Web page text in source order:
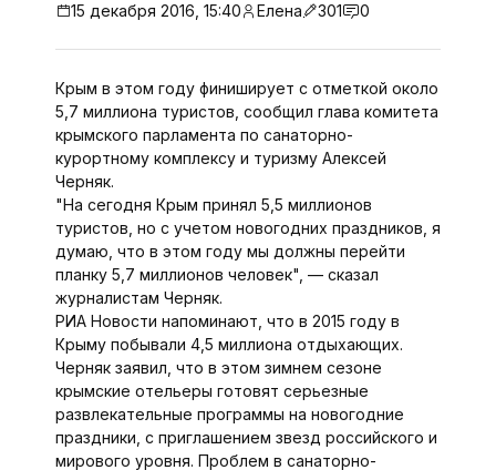
15 декабря 2016, 15:40 Елена 301 0
Крым в этом году финиширует с отметкой около
5,7 миллиона туристов, сообщил глава комитета
крымского парламента по санаторно-
курортному комплексу и туризму Алексей
Черняк.
"На сегодня Крым принял 5,5 миллионов
туристов, но с учетом новогодних праздников, я
думаю, что в этом году мы должны перейти
планку 5,7 миллионов человек", — сказал
журналистам Черняк.
РИА Новости напоминают, что в 2015 году в
Крыму побывали 4,5 миллиона отдыхающих.
Черняк заявил, что в этом зимнем сезоне
крымские отельеры готовят серьезные
развлекательные программы на новогодние
праздники, с приглашением звезд российского и
мирового уровня. Проблем в санаторно-